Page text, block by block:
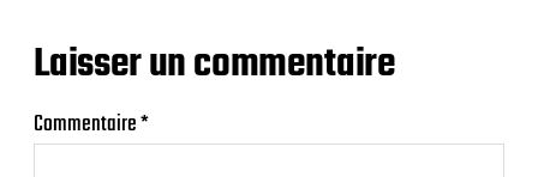
Laisser un commentaire
Commentaire*